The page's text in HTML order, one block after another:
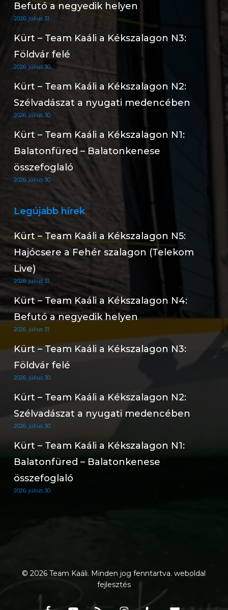
Befutó a negyedik helyen
2026. július 31.
Kürt – Team Kaáli a Kékszalagon N3:
Földvár felé
2026. július 30.
Kürt – Team Kaáli a Kékszalagon N2:
Szélvadászat a nyugati medencében
2026. július 30.
Kürt – Team Kaáli a Kékszalagon N1:
Balatonfüred – Balatonkenese
összefoglaló
2026. július 30.
Legújabb hírek
Kürt – Team Kaáli a Kékszalagon N5:
Hajócsere a Fehér szalagon (Telekom
Live)
2026. július 31.
Kürt – Team Kaáli a Kékszalagon N4:
Befutó a negyedik helyen
2026. július 31.
Kürt – Team Kaáli a Kékszalagon N3:
Földvár felé
2026. július 30.
Kürt – Team Kaáli a Kékszalagon N2:
Szélvadászat a nyugati medencében
2026. július 30.
Kürt – Team Kaáli a Kékszalagon N1:
Balatonfüred – Balatonkenese
összefoglaló
2026. július 30.
© 2026 Team Kaáli. Minden jog fenntartva.weboldal
fejlesztés